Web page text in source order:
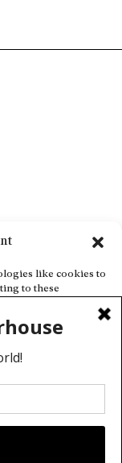
like cookies to
to these
consent,